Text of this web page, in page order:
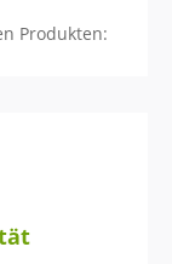
Produkten: